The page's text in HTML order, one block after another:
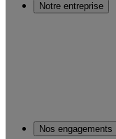
Notre entreprise
Nos engagements